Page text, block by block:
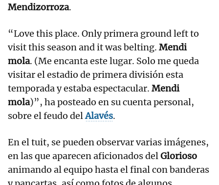
Mendizorroza.
“Love this place. Only primera ground left to
visit this season and it was belting. Mendi
mola. (Me encanta este lugar. Solo me queda
visitar el estadio de primera división esta
temporada y estaba espectacular. Mendi
mola)”, ha posteado en su cuenta personal,
sobre el feudo delAlavés.
En el tuit, se pueden observar varias imágenes,
en las que aparecen aficionados delGlorioso
animando al equipo hasta el final con banderas